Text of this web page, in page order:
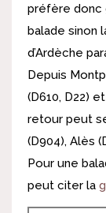
préfère donc
balade sinon
d’Ardèche
Depuis
(D610, D22)
retour peut
(D904), Alès
Pour une
peut citer la